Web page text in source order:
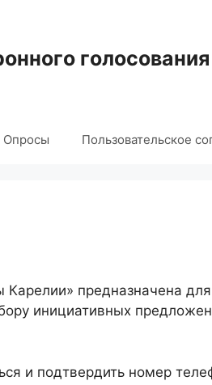
Опросы Пользовательское
Карелии» предназначена для
инициативных
и подтвердить номер